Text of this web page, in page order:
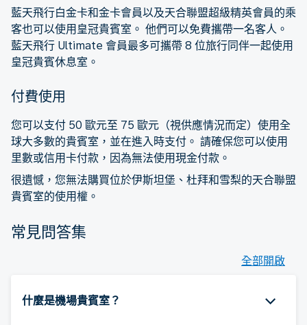
藍天飛行白金卡和金卡會員以及天合聯盟超級精英會員的乘
客也可以使用皇冠貴賓室。 他們可以免費攜帶一名客人。
藍天飛行 Ultimate 會員最多可攜帶 8 位旅行同伴一起使用
皇冠貴賓休息室。
付費使用
您可以支付 50 歐元至 75 歐元（視供應情況而定）使用全
球大多數的貴賓室，並在進入時支付。 請確保您可以使用
里數或信用卡付款，因為無法使用現金付款。
很遺憾，您無法購買位於伊斯坦堡、杜拜和雪梨的天合聯盟
貴賓室的使用權。
常見問答集
全部開啟
什麼是機場貴賓室？